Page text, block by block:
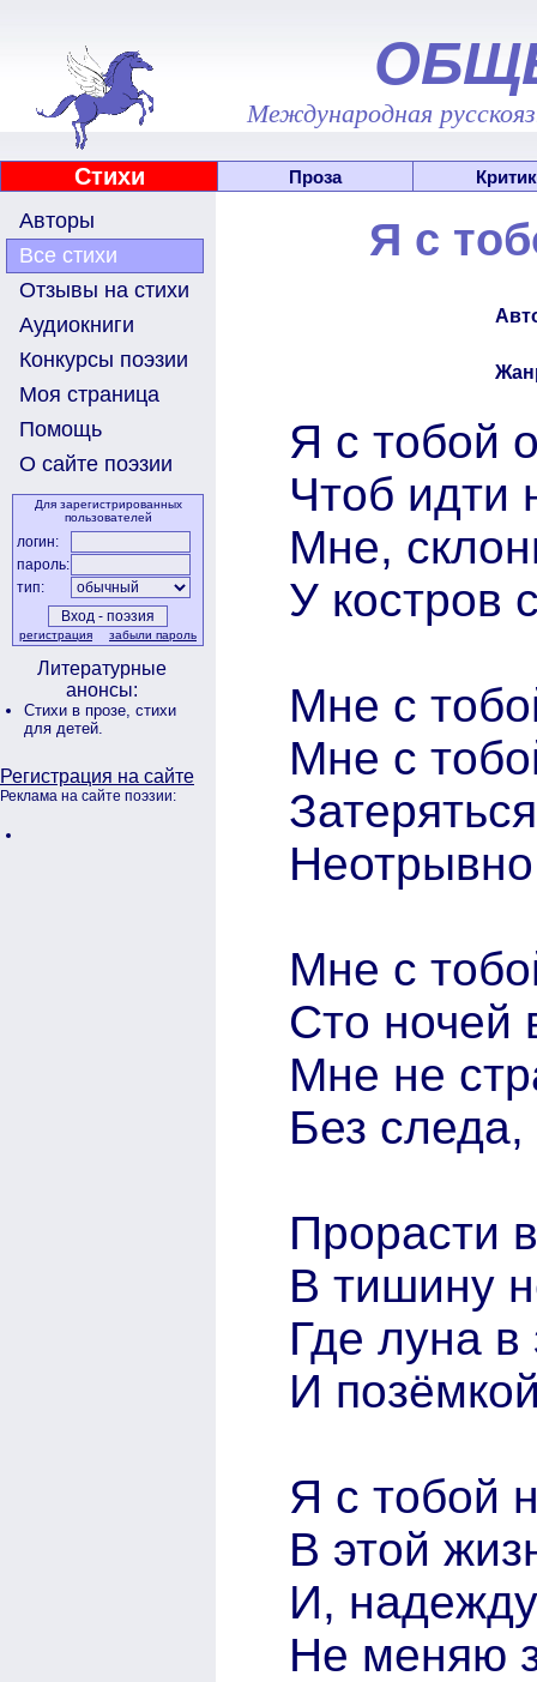
Международная
Стихи Проза
Авторы
Все стихи
Отзывы на стихи
Аудиокниги
Конкурсы поэзии
Моя страница
Помощь
О сайте поэзии
Для зарегистрированных
пользователей
логин:
пароль:
тип:
регистрация забыли пароль
Литературные
анонсы:
Стихи в прозе, стихи
для детей.
Регистрация на сайте
Реклама на сайте поэзии:
Я с
Я с тобой
Чтоб идти
Мне,
У костров
Мне с
Мне с
Неотрывно
Мне с
Сто ночей
Мне не
Без
Прорасти
В тишину
Где луна
И
Я с тобой
В этой
И,
Не меняю